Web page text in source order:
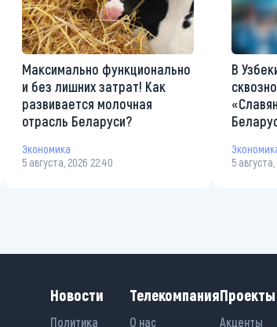
Максимально функционально
и без лишних затрат! Как
развивается молочная
отрасль Беларуси?
Экономика
5 августа, 2026 22:40
В
5
Новости
Политика
Телекомпания
О нас
Проекты
Акценты